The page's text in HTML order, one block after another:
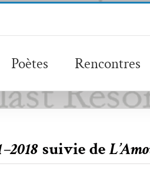
Poètes Rencontres
suivie de